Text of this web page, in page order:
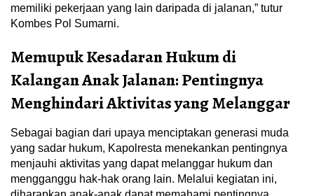
memiliki pekerjaan yang lain daripada di jalanan,” tutur
Kombes Pol Sumarni.
Memupuk Kesadaran Hukum di
Kalangan Anak Jalanan: Pentingnya
Menghindari Aktivitas yang Melanggar
Sebagai bagian dari upaya menciptakan generasi muda
yang sadar hukum, Kapolresta menekankan pentingnya
menjauhi aktivitas yang dapat melanggar hukum dan
mengganggu hak-hak orang lain. Melalui kegiatan ini,